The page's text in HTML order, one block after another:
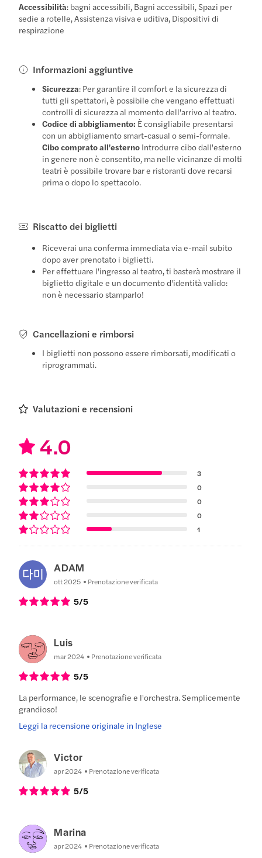
Accessibilità: bagni accessibili, Bagni accessibili, Spazi per
sedie a rotelle, Assistenza visiva e uditiva, Dispositivi di
respirazione
Informazioni aggiuntive
Sicurezza: Per garantire il comfort e la sicurezza di
tutti gli spettatori, è possibile che vengano effettuati
controlli di sicurezza al momento dell'arrivo al teatro.
Codice di abbigliamento: È consigliabile presentarsi
con un abbigliamento smart-casual o semi-formale.
Cibo comprato all'esterno Introdurre cibo dall'esterno
in genere non è consentito, ma nelle vicinanze di molti
teatri è possibile trovare bar e ristoranti dove recarsi
prima o dopo lo spettacolo.
Riscatto dei biglietti
Riceverai una conferma immediata via e-mail subito
dopo aver prenotato i biglietti.
Per effettuare l'ingresso al teatro, ti basterà mostrare il
biglietto digitale e un documento d'identità valido:
non è necessario stamparlo!
Cancellazioni e rimborsi
I biglietti non possono essere rimborsati, modificati o
riprogrammati.
Valutazioni e recensioni
4.0
3
0
0
0
1
ADAM
ott 2025 Prenotazione verificata
5/5
Luis
mar 2024 Prenotazione verificata
5/5
La performance, le scenografie e l'orchestra. Semplicemente
grandioso!
Leggi la recensione originale in Inglese
Victor
apr 2024 Prenotazione verificata
5/5
Marina
apr 2024 Prenotazione verificata